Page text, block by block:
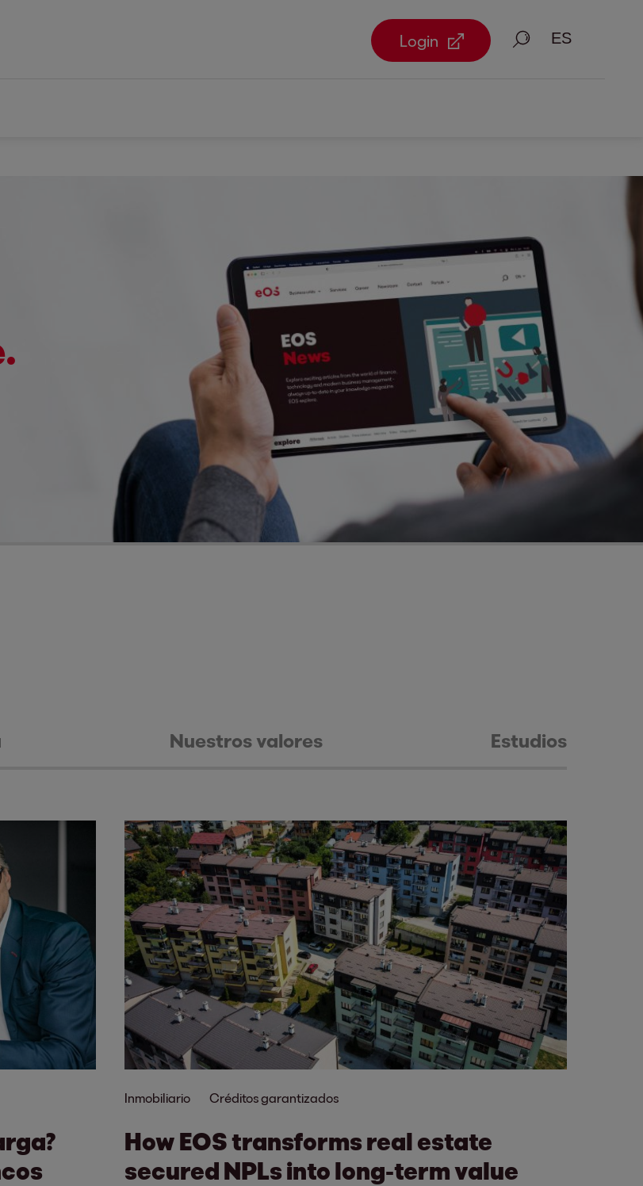
Login Busque en
Nuestros valores Estudios
Inmobiliario Créditos garantizados
How EOS transforms real estate
secured NPLs into long-term value